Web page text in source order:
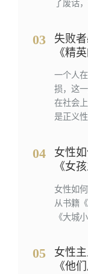
了废话
03
失败
《精
一个人
损，这
在社会
是正义
04
女性
《女
女性如
从书籍
《大城
05
女性
《他